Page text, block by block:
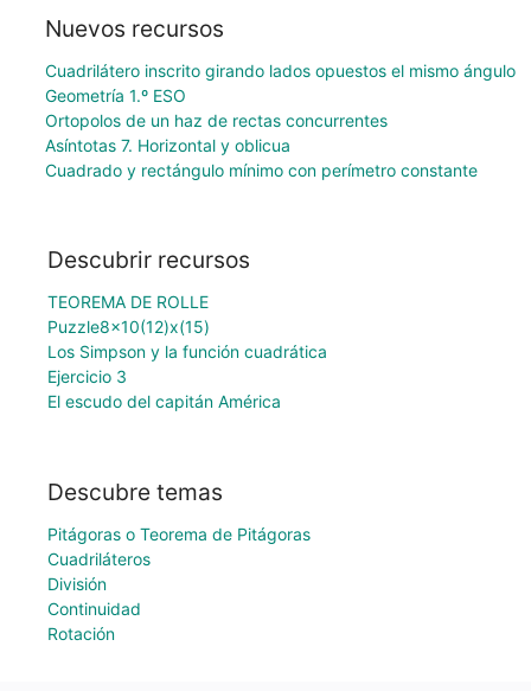
Nuevos recursos
Cuadrilátero inscrito girando lados opuestos el mismo ángulo
Geometría 1.º ESO
Ortopolos de un haz de rectas concurrentes
Asíntotas 7. Horizontal y oblicua
Cuadrado y rectángulo mínimo con perímetro constante
Descubrir recursos
TEOREMA DE ROLLE
Puzzle8x10(12)x(15)
Los Simpson y la función cuadrática
Ejercicio 3
El escudo del capitán América
Descubre temas
Pitágoras o Teorema de Pitágoras
Cuadriláteros
División
Continuidad
Rotación